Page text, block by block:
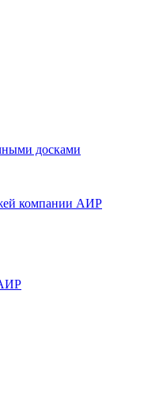
досками
компании АИР